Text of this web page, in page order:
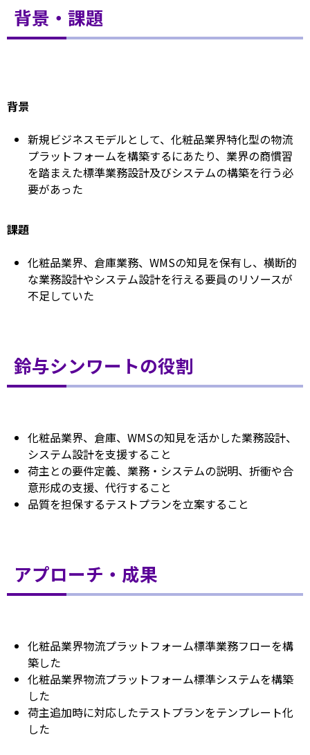
背景・課題
背景
新規ビジネスモデルとして、化粧品業界特化型の物流
プラットフォームを構築するにあたり、業界の商慣習
を踏まえた標準業務設計及びシステムの構築を行う必
要があった
課題
化粧品業界、倉庫業務、WMSの知見を保有し、横断的
な業務設計やシステム設計を行える要員のリソースが
不足していた
鈴与シンワートの役割
化粧品業界、倉庫、WMSの知見を活かした業務設計、
システム設計を支援すること
荷主との要件定義、業務・システムの説明、折衝や合
意形成の支援、代行すること
品質を担保するテストプランを立案すること
アプローチ・成果
化粧品業界物流プラットフォーム標準業務フローを構
築した
化粧品業界物流プラットフォーム標準システムを構築
した
荷主追加時に対応したテストプランをテンプレート化
した